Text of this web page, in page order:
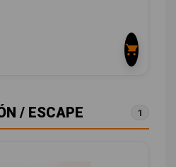
/ ESCAPE 1